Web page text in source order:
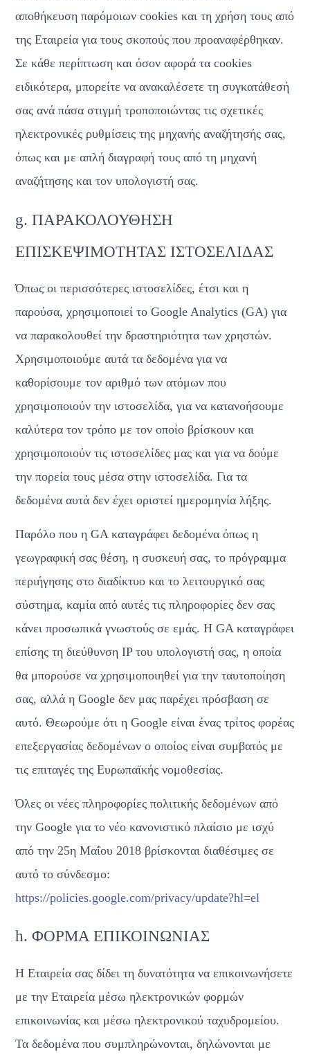
αποθήκευση παρόμοιων cookies και τη χρήση τους από
της Εταιρεία για τους σκοπούς που προαναφέρθηκαν.
Σε κάθε περίπτωση και όσον αφορά τα cookies
ειδικότερα, μπορείτε να ανακαλέσετε τη συγκατάθεσή
σας ανά πάσα στιγμή τροποποιώντας τις σχετικές
ηλεκτρονικές ρυθμίσεις της μηχανής αναζήτησής σας,
όπως και με απλή διαγραφή τους από τη μηχανή
αναζήτησης και τον υπολογιστή σας.
g. ΠΑΡΑΚΟΛΟΥΘΗΣΗ
ΕΠΙΣΚΕΨΙΜΟΤΗΤΑΣ ΙΣΤΟΣΕΛΙΔΑΣ
Όπως οι περισσότερες ιστοσελίδες, έτσι και η
παρούσα, χρησιμοποιεί το Google Analytics (GA) για
να παρακολουθεί την δραστηριότητα των χρηστών.
Χρησιμοποιούμε αυτά τα δεδομένα για να
καθορίσουμε τον αριθμό των ατόμων που
χρησιμοποιούν την ιστοσελίδα, για να κατανοήσουμε
καλύτερα τον τρόπο με τον οποίο βρίσκουν και
χρησιμοποιούν τις ιστοσελίδες μας και για να δούμε
την πορεία τους μέσα στην ιστοσελίδα. Για τα
δεδομένα αυτά δεν έχει οριστεί ημερομηνία λήξης.
Παρόλο που η GA καταγράφει δεδομένα όπως η
γεωγραφική σας θέση, η συσκευή σας, το πρόγραμμα
περιήγησης στο διαδίκτυο και το λειτουργικό σας
σύστημα, καμία από αυτές τις πληροφορίες δεν σας
κάνει προσωπικά γνωστούς σε εμάς. Η GA καταγράφει
επίσης τη διεύθυνση IP του υπολογιστή σας, η οποία
θα μπορούσε να χρησιμοποιηθεί για την ταυτοποίηση
σας, αλλά η Google δεν μας παρέχει πρόσβαση σε
αυτό. Θεωρούμε ότι η Google είναι ένας τρίτος φορέας
επεξεργασίας δεδομένων ο οποίος είναι συμβατός με
τις επιταγές της Ευρωπαϊκής νομοθεσίας.
Όλες οι νέες πληροφορίες πολιτικής δεδομένων από
την Google για το νέο κανονιστικό πλαίσιο με ισχύ
από την 25η Μαΐου 2018 βρίσκονται διαθέσιμες σε
https://policies.google.com/privacy/update?hl=el
h. ΦΟΡΜΑ ΕΠΙΚΟΙΝΩΝΙΑΣ
Η Εταιρεία σας δίδει τη δυνατότητα να επικοινωνήσετε
με την Εταιρεία μέσω ηλεκτρονικών φορμών
επικοινωνίας και μέσω ηλεκτρονικού ταχυδρομείου.
Τα δεδομένα που συμπληρώνονται, δηλώνονται με